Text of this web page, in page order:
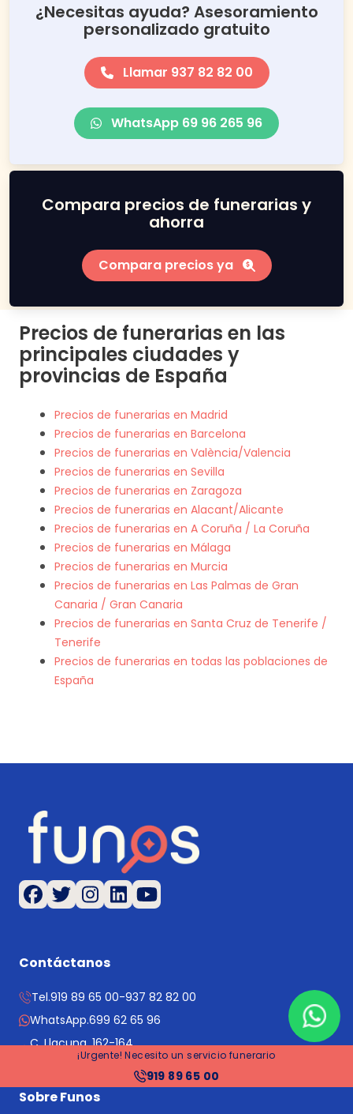
¡Urgente! Necesito un servicio funerario
919 89 65 00
¿Necesitas ayuda? Asesoramiento
personalizado gratuito
Llamar 937 82 82 00
WhatsApp 69 96 265 96
Compara precios de funerarias y
ahorra
Compara precios ya
Precios de funerarias en las
principales ciudades y
provincias de España
Precios de funerarias en Madrid
Precios de funerarias en Barcelona
Precios de funerarias en València/Valencia
Precios de funerarias en Sevilla
Precios de funerarias en Zaragoza
Precios de funerarias en Alacant/Alicante
Precios de funerarias en A Coruña / La Coruña
Precios de funerarias en Málaga
Precios de funerarias en Murcia
Precios de funerarias en Las Palmas de Gran
Canaria / Gran Canaria
Precios de funerarias en Santa Cruz de Tenerife /
Tenerife
Precios de funerarias en todas las poblaciones de
España
Contáctanos
Tel.919 89 65 00-937 82 82 00
WhatsApp.699 62 65 96
C. Llacuna, 162-164
08018 Barcelona
Sobre Funos